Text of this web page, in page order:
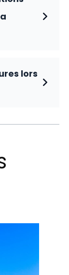
lors